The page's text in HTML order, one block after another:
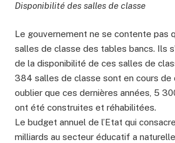
Disponibilité des salles de classe
Le gouvernement ne se contente pas
salles de classe des tables bancs. Ils
de la disponibilité de ces salles de
384 salles de classe sont en cours de
oublier que ces dernières années, 5
ont été construites et réhabilitées.
Le budget annuel de l’Etat qui
milliards au secteur éducatif a